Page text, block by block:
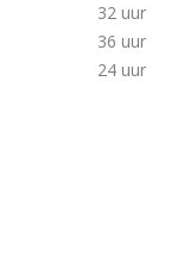
32 uur
36 uur
24 uur